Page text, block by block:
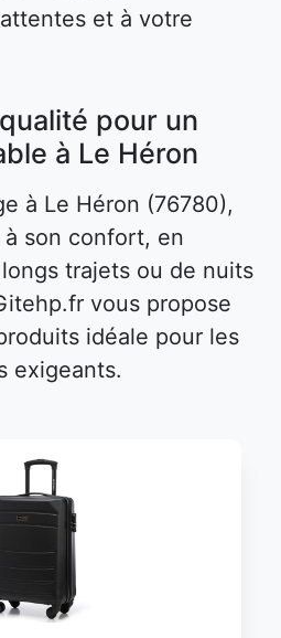
et à votre
pour un
à Le Héron
à Le Héron (76780),
à son confort, en
trajets ou de nuits
vous propose
idéale pour les
exigeants.